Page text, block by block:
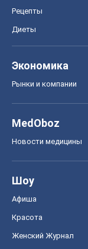
Рецепты
Диеты
Экономика
Рынки и компании
MedOboz
Новости медицины
Шоу
Афиша
Красота
Женский Журнал